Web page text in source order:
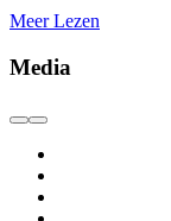
Meer Lezen
Media